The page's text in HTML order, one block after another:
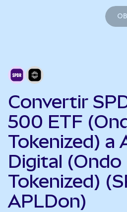
Convertir
500 ETF
Tokenized) a
Digital (Ondo
Tokenized)
APLDon)